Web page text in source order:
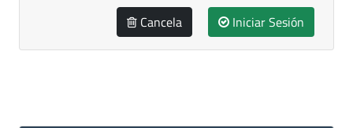
Cancela Iniciar Sesión